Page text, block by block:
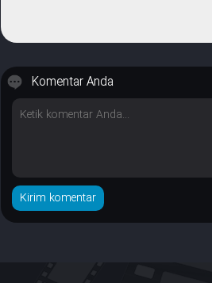
Komentar Anda